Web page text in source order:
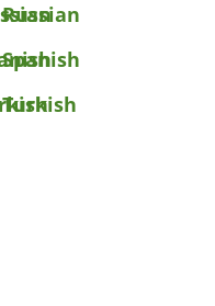
Russian
Spanish
Turkish